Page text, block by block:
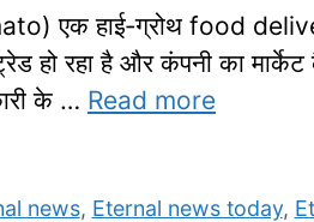
एक हाई‑ग्रोथ food
रहा है और कंपनी का
के … Read more
news, Eternal news today,